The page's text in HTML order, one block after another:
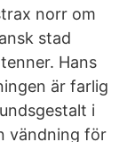
norr om
stad
Hans
är farlig
i
vändning för